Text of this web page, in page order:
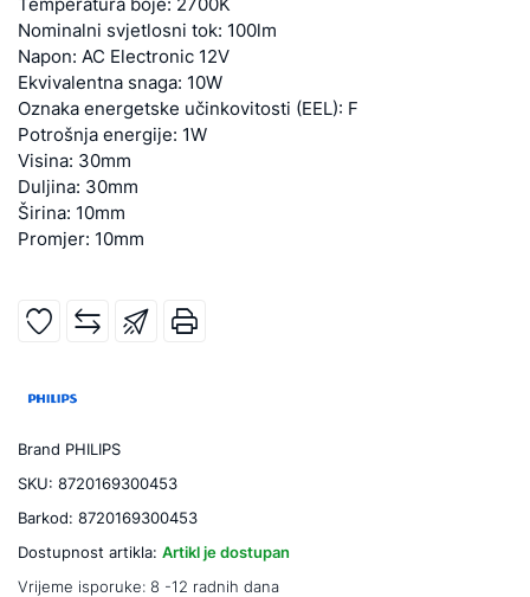
Nominalni svjetlosni tok: 100lm
Napon: AC Electronic 12V
Ekvivalentna snaga: 10W
Oznaka energetske učinkovitosti (EEL): F
Potrošnja energije: 1W
Visina: 30mm
Duljina: 30mm
Širina: 10mm
Promjer: 10mm
Brand PHILIPS
SKU: 8720169300453
Barkod: 8720169300453
Dostupnost artikla: Artikl je dostupan
Vrijeme isporuke: 8 -12 radnih dana